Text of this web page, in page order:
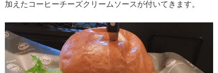
加えたコーヒーチーズクリームソースが付いてきます。